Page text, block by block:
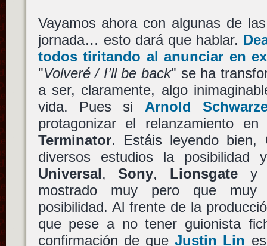
Vayamos ahora con algunas de
jornada… esto dará que hablar.
todos tiritando al anunciar en
"Volveré / I’ll be back" se ha
a ser, claramente, algo
vida. Pues si Arnold
protagonizar el relanzamiento
Terminator. Estáis leyendo bien,
diversos estudios la posibilidad
Universal,Sony, Lionsgate
mostrado muy pero que muy
posibilidad. Al frente de la
que pese a no tener guionista
confirmación de queJustin Lin